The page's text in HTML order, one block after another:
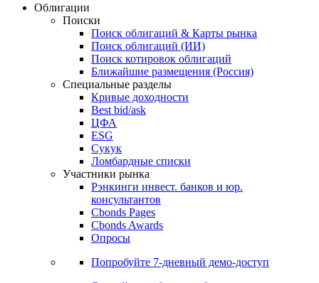
Облигации
Поиски
Поиск облигаций & Карты рынка
Поиск облигаций (ИИ)
Поиск котировок облигаций
Ближайшие размещения (Россия)
Специальные разделы
Кривые доходности
Best bid/ask
ЦФА
ESG
Сукук
Ломбардные списки
Участники рынка
Рэнкинги инвест. банков и юр.
консультантов
Cbonds Pages
Cbonds Awards
Опросы
Попробуйте 7-дневный демо-доступ